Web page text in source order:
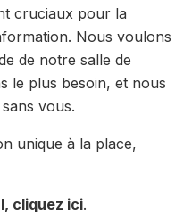
cruciaux pour la
Nous voulons
de notre salle de
le plus besoin, et nous
vous.
unique à la place,
cliquez ici.